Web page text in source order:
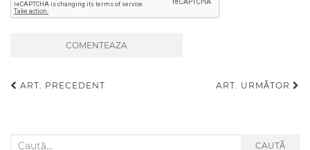
ART. PRECEDENT ART. URMĂTOR
Search for: CAUTĂ